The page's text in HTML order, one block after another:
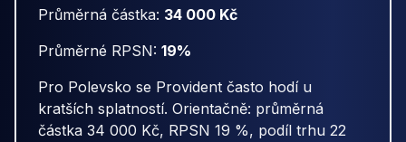
Průměrná částka: 34 000 Kč
Průměrné RPSN: 19%
Pro Polevsko se Provident často hodí u
kratších splatností. Orientačně: průměrná
částka 34 000 Kč, RPSN 19 %, podíl trhu 22